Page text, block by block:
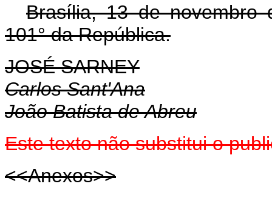
Brasília, 13 de novembro
101° da República.
JOSÉ SARNEY
Carlos Sant'Ana
João Batista de Abreu
Este texto não substitui o
<<Anexos>>